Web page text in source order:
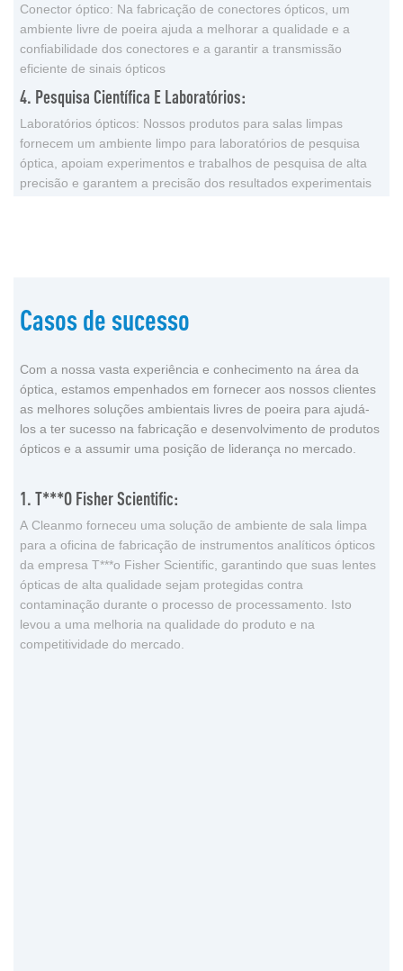
Conector óptico: Na fabricação de conectores ópticos, um
ambiente livre de poeira ajuda a melhorar a qualidade e a
confiabilidade dos conectores e a garantir a transmissão
eficiente de sinais ópticos
4. Pesquisa Científica E Laboratórios:
Laboratórios ópticos: Nossos produtos para salas limpas
fornecem um ambiente limpo para laboratórios de pesquisa
óptica, apoiam experimentos e trabalhos de pesquisa de alta
precisão e garantem a precisão dos resultados experimentais
Casos de sucesso
Com a nossa vasta experiência e conhecimento na área da
óptica, estamos empenhados em fornecer aos nossos clientes
as melhores soluções ambientais livres de poeira para ajudá-
los a ter sucesso na fabricação e desenvolvimento de produtos
ópticos e a assumir uma posição de liderança no mercado.
1. T***o Fisher Scientific:
A Cleanmo forneceu uma solução de ambiente de sala limpa
para a oficina de fabricação de instrumentos analíticos ópticos
da empresa T***o Fisher Scientific, garantindo que suas lentes
ópticas de alta qualidade sejam protegidas contra
contaminação durante o processo de processamento. Isto
levou a uma melhoria na qualidade do produto e na
competitividade do mercado.